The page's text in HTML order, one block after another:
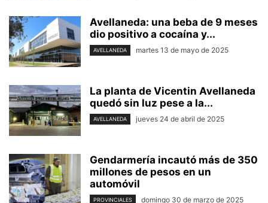
Avellaneda: una beba de 9 meses
dio positivo a cocaína y...
AVELLANEDA martes 13 de mayo de 2025
La planta de Vicentin Avellaneda
quedó sin luz pese a la...
AVELLANEDA jueves 24 de abril de 2025
Gendarmería incautó más de 350
millones de pesos en un
automóvil
PROVINCIALES domingo 30 de marzo de 2025